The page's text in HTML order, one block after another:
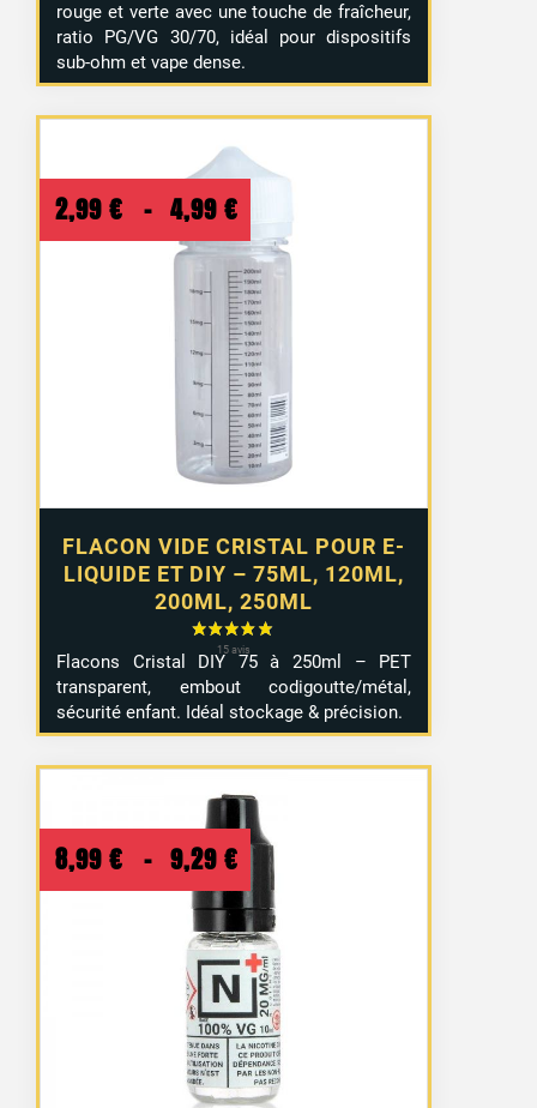
rouge et verte avec une touche de fraîcheur,
ratio PG/VG 30/70, idéal pour dispositifs
sub-ohm et vape dense.
FLACON VIDE CRISTAL POUR E-
LIQUIDE ET DIY – 75ML, 120ML,
200ML, 250ML
2,99 € – 4,99 €
de
prix :
2,99 €
à
4,99 €
Flacons Cristal DIY 75 à 250ml – PET
transparent, embout codigoutte/métal,
sécurité enfant. Idéal stockage & précision.
8,99 € – 9,29 € Plage
de
prix :
8,99 €
à
9,29 €